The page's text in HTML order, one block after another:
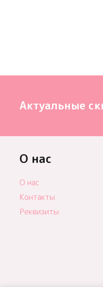
Актуальные
О нас
О нас
Контакты
Реквизиты